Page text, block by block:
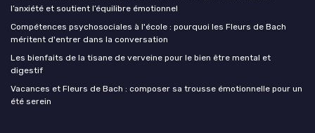
l’anxiété et soutient l’équilibre émotionnel
Compétences psychosociales à l'école : pourquoi les Fleurs de Bach
méritent d'entrer dans la conversation
Les bienfaits de la tisane de verveine pour le bien être mental et
digestif
Vacances et Fleurs de Bach : composer sa trousse émotionnelle pour un
été serein